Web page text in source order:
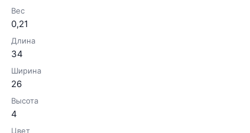
Вес
0,21
Длина
34
Ширина
26
Высота
4
Цвет